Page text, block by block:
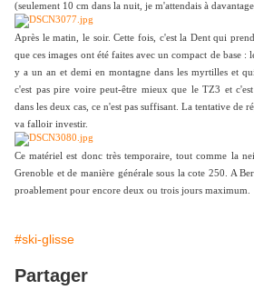
(seulement 10 cm dans la nuit, je m'attendais à
Après le matin, le soir. Cette fois, c'est la Dent qui
que ces images ont été faites avec un compact de base
y a un an et demi en montagne dans les myrtilles et
c'est pas pire voire peut-être mieux que le TZ3 et
dans les deux cas, ce n'est pas suffisant. La tentative de
va falloir investir.
Ce matériel est donc très temporaire, tout comme la
Grenoble et de manière générale sous la cote 250. A
proablement pour encore deux ou trois jours maximum.
#ski-glisse
Partager